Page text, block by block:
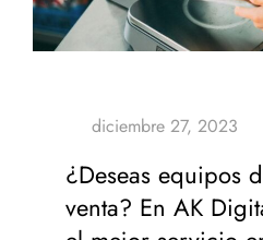
¿Deseas equipos
venta? En AK